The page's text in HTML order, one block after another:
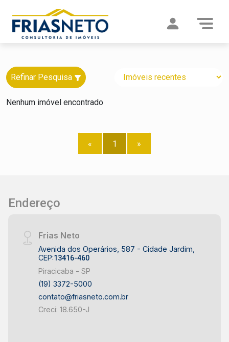
Refinar Pesquisa
Nenhum imóvel encontrado
« 1 »
Endereço
Frias Neto
Avenida dos Operários, 587 - Cidade Jardim,
CEP:13416-460
Piracicaba - SP
(19) 3372-5000
contato@friasneto.com.br
Creci: 18.650-J